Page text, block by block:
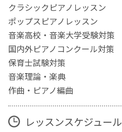
クラシックピアノレッスン
ポップスピアノレッスン
音楽高校・音楽大学受験対策
国内外ピアノコンクール対策
保育士試験対策
音楽理論・楽典
作曲・ピアノ編曲
レッスンスケジュール